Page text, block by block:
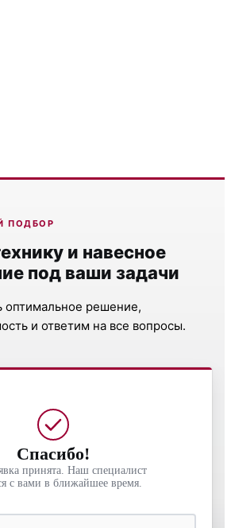
ПОДБОР
и навесное
под ваши задачи
решение,
и ответим на все вопросы.
Спасибо!
принята. Наш специалист
с вами в ближайшее время.